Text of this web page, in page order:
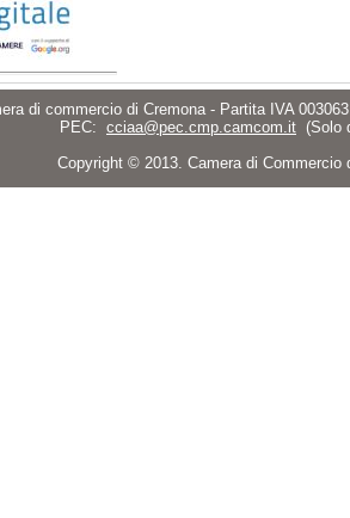
di commercio di Cremona - Partita IVA
PEC: cciaa@pec.cmp.camcom.it (Solo
Copyright © 2013. Camera di